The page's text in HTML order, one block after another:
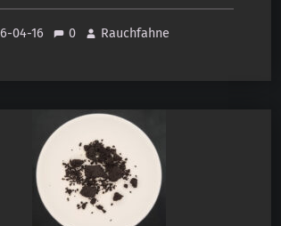
04-16 0 Rauchfahne